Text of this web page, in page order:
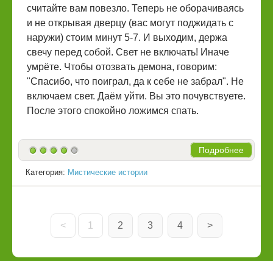
считайте вам повезло. Теперь не оборачиваясь
и не открывая дверцу (вас могут поджидать с
наружи) стоим минут 5-7. И выходим, держа
свечу перед собой. Свет не включать! Иначе
умрёте. Чтобы отозвать демона, говорим:
"Спасибо, что поиграл, да к себе не забрал". Не
включаем свет. Даём уйти. Вы это почувствуете.
После этого спокойно ложимся спать.
Подробнее
Категория: Мистические истории
< 1 2 3 4 >